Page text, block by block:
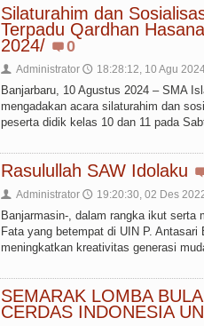
Silaturahim dan
Terpadu Qardhan
2024/
0
👤 Administrator 🕔 18:28:12, 10 Agu
Banjarbaru, 10 Agustus 2024 – SMA
mengadakan acara silaturahim dan
peserta didik kelas 10 dan 11 pada
Rasulullah SAW Idolaku
👤 Administrator 🕔 19:20:30, 02 Des
Banjarmasin-, dalam rangka ikut serta
Fata yang betempat di UIN P.
meningkatkan kreativitas generasi
SEMARAK LOMBA
CERDAS INDONESIA